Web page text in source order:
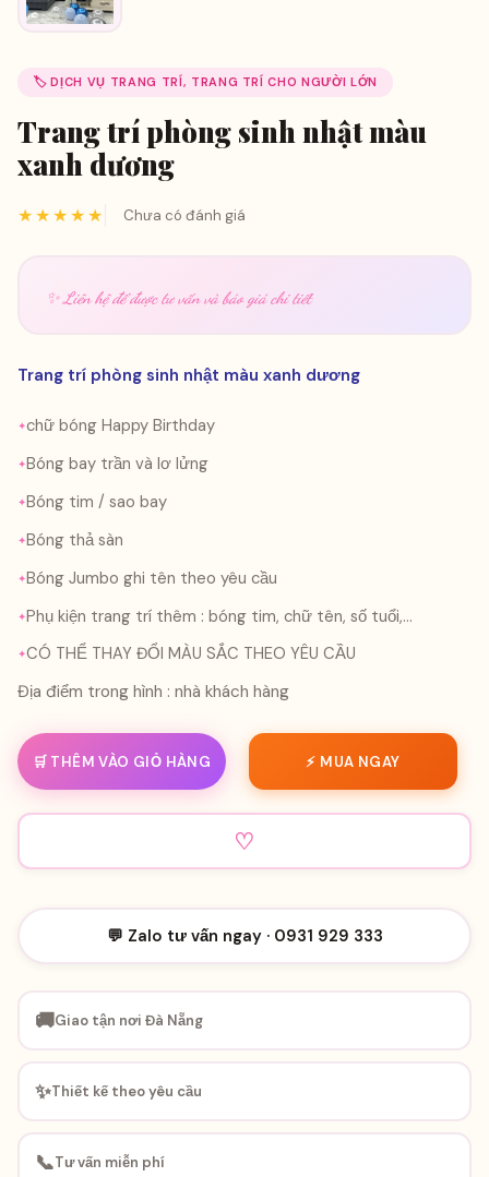
🏷️ DỊCH VỤ TRANG TRÍ, TRANG TRÍ CHO NGƯỜI LỚN
Trang trí phòng sinh nhật màu
xanh dương
★★★★★ Chưa có đánh giá
✨ Liên hệ để được tư vấn và báo giá chi tiết
Trang trí phòng sinh nhật màu xanh dương
chữ bóng Happy Birthday
Bóng bay trần và lơ lửng
Bóng tim / sao bay
Bóng thả sàn
Bóng Jumbo ghi tên theo yêu cầu
Phụ kiện trang trí thêm : bóng tim, chữ tên, số tuổi,...
CÓ THỂ THAY ĐỔI MÀU SẮC THEO YÊU CẦU
Địa điểm trong hình : nhà khách hàng
🛒 THÊM VÀO GIỎ HÀNG ⚡ MUA NGAY
♡
💬 Zalo tư vấn ngay · 0931 929 333
🚚Giao tận nơi Đà Nẵng
✨Thiết kế theo yêu cầu
📞Tư vấn miễn phí